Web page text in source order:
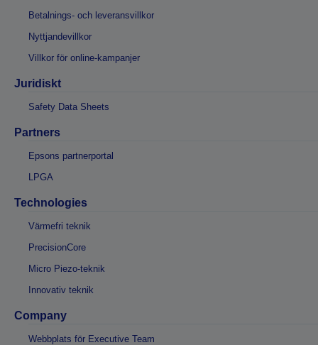
Betalnings- och leveransvillkor
Nyttjandevillkor
Villkor för online-kampanjer
Juridiskt
Safety Data Sheets
Partners
Epsons partnerportal
LPGA
Technologies
Värmefri teknik
PrecisionCore
Micro Piezo-teknik
Innovativ teknik
Company
Webbplats för Executive Team